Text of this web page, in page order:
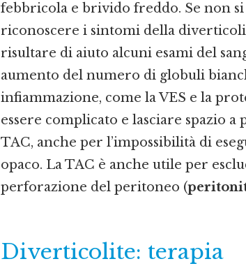
febbricola e brivido freddo. Se non
riconoscere i sintomi della
risultare di aiuto alcuni esami del
aumento del numero di globuli
infiammazione, come la VES e la
essere complicato e lasciare spazio
TAC, anche per l’impossibilità di
opaco. La TAC è anche utile per
perforazione del peritoneo (
Diverticolite: terapia